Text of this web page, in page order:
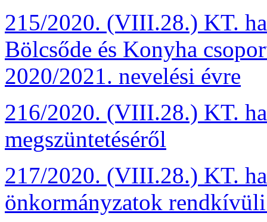
215/2020. (VIII.28.) KT.
Bölcsőde és Konyha
2020/2021. nevelési évre
216/2020. (VIII.28.) KT.
megszüntetéséről
217/2020. (VIII.28.) KT.
önkormányzatok rendkívüli